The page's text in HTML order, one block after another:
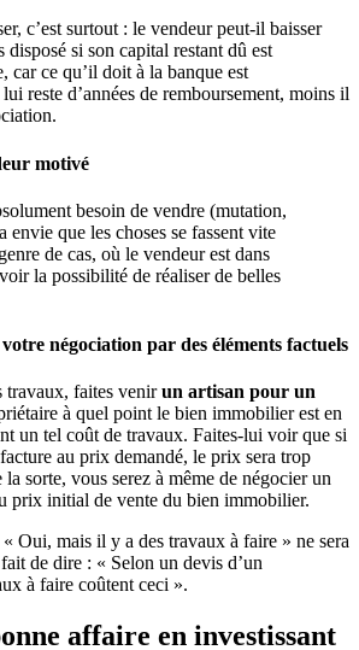
c’est surtout : le vendeur peut-il baisser
si son capital restant dû est
car ce qu’il doit à la banque est
reste d’années de remboursement, moins il
motivé
besoin de vendre (mutation,
envie que les choses se fassent vite
de cas, où le vendeur est dans
la possibilité de réaliser de belles
négociation par des éléments factuels
travaux, faites venirun artisan pour un
à quel point le bien immobilier est en
un tel coût de travaux. Faites-lui voir que si
au prix demandé, le prix sera trop
sorte, vous serez à même de négocier un
prix initial de vente du bien immobilier.
Oui, mais il y a des travaux à faire » ne sera
de dire : « Selon un devis d’un
à faire coûtent ceci ».
affaire en investissant